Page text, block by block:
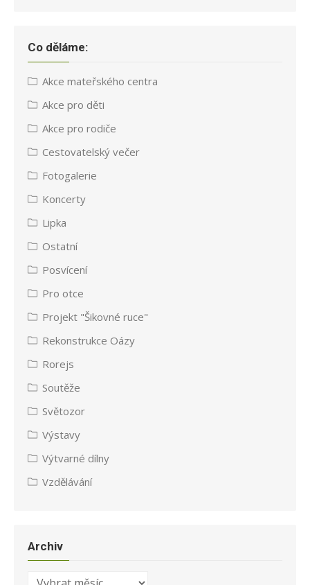
Co děláme:
Akce mateřského centra
Akce pro děti
Akce pro rodiče
Cestovatelský večer
Fotogalerie
Koncerty
Lipka
Ostatní
Posvícení
Pro otce
Projekt "Šikovné ruce"
Rekonstrukce Oázy
Rorejs
Soutěže
Světozor
Výstavy
Výtvarné dílny
Vzdělávání
Archiv
Archiv